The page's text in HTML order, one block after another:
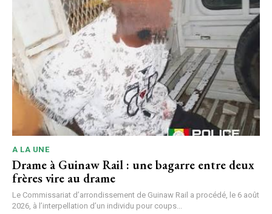
A LA UNE
Drame à Guinaw Rail : une bagarre entre deux
frères vire au drame
Le Commissariat d’arrondissement de Guinaw Rail a procédé, le 6 août
2026, à l’interpellation d’un individu pour coups...